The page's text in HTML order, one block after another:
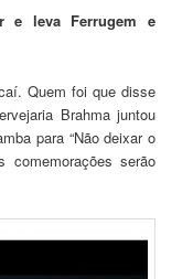
e leva Ferrugem e
Quem foi que disse
Brahma juntou
para “Não deixar o
serão